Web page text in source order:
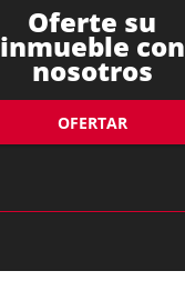
Oferte su
inmueble con
nosotros
OFERTAR